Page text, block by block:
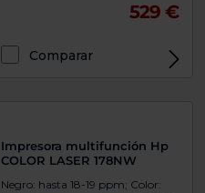
529 €
Comparar
Impresora multifunción Hp
COLOR LASER 178NW
Negro: hasta 18-19 ppm; Color: